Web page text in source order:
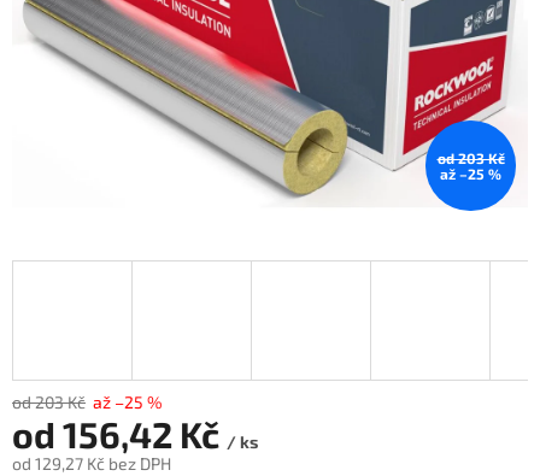
od 203 Kč
až –25 %
od 203 Kč až –25 %
od 156,42 Kč / ks
od 129,27 Kč bez DPH